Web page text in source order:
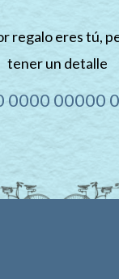
regalo eres tú,
tener un detalle
0000 00000